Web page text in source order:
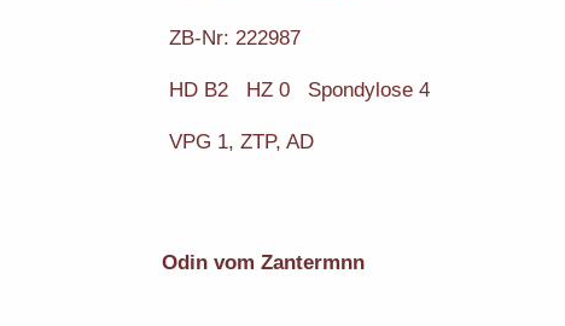
ZB-Nr: 222987
HD B2 HZ 0 Spondylose 4
VPG 1, ZTP, AD
Odin vom Zantermnn